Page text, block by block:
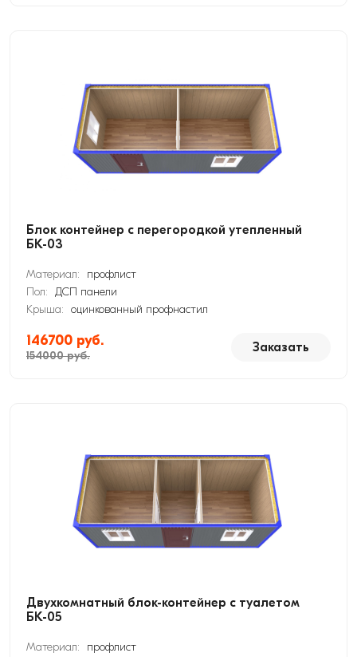
Блок контейнер с перегородкой утепленный
БК-03
Материал:
профлист
Пол: ДСП панели
Крыша: оцинкованный профнастил
146700 руб.
154000 руб.
Заказать
Двухкомнатный блок-контейнер с туалетом
БК-05
Материал:
профлист